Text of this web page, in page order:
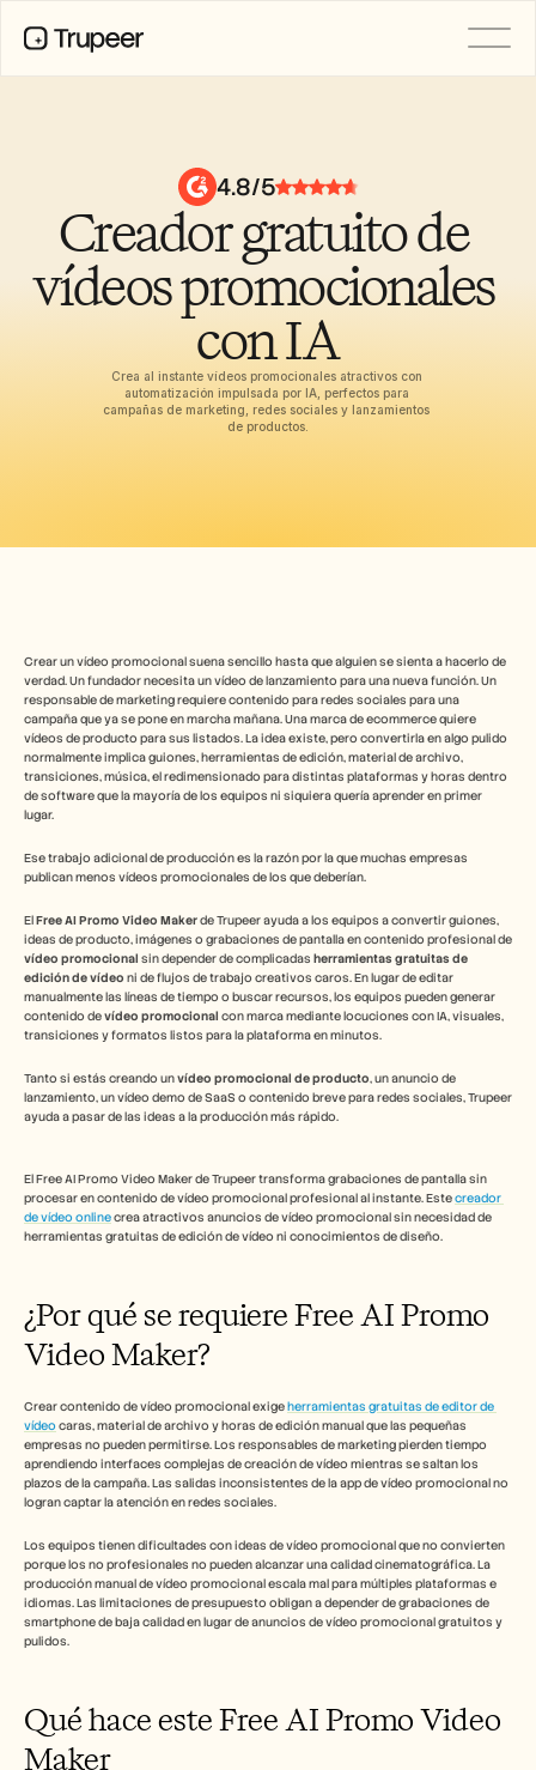
4.8/5
Creador gratuito de
vídeos promocionales
con IA
Crea al instante vídeos promocionales atractivos con
automatización impulsada por IA, perfectos para
campañas de marketing, redes sociales y lanzamientos
de productos.
Crear un vídeo promocional suena sencillo hasta que alguien se sienta a hacerlo de
verdad. Un fundador necesita un vídeo de lanzamiento para una nueva función. Un
responsable de marketing requiere contenido para redes sociales para una
campaña que ya se pone en marcha mañana. Una marca de ecommerce quiere
vídeos de producto para sus listados. La idea existe, pero convertirla en algo pulido
normalmente implica guiones, herramientas de edición, material de archivo,
transiciones, música, el redimensionado para distintas plataformas y horas dentro
de software que la mayoría de los equipos ni siquiera quería aprender en primer
lugar.
Ese trabajo adicional de producción es la razón por la que muchas empresas
publican menos vídeos promocionales de los que deberían.
El Free AI Promo Video Maker de Trupeer ayuda a los equipos a convertir guiones,
vídeo promocional sin depender de complicadas herramientas gratuitas de
edición de vídeo ni de flujos de trabajo creativos caros. En lugar de editar
manualmente las líneas de tiempo o buscar recursos, los equipos pueden generar
contenido de vídeo promocional con marca mediante locuciones con IA, visuales,
transiciones y formatos listos para la plataforma en minutos.
Tanto si estás creando un vídeo promocional de producto, un anuncio de
lanzamiento, un vídeo demo de SaaS o contenido breve para redes sociales, Trupeer
ayuda a pasar de las ideas a la producción más rápido.
El Free AI Promo Video Maker de Trupeer transforma grabaciones de pantalla sin
procesar en contenido de vídeo promocional profesional al instante. Este creador
de vídeo online crea atractivos anuncios de vídeo promocional sin necesidad de
herramientas gratuitas de edición de vídeo ni conocimientos de diseño.​
¿Por qué se requiere Free AI Promo
Video Maker?
Crear contenido de vídeo promocional exige herramientas gratuitas de editor de
vídeo caras, material de archivo y horas de edición manual que las pequeñas
empresas no pueden permitirse. Los responsables de marketing pierden tiempo
aprendiendo interfaces complejas de creación de vídeo mientras se saltan los
plazos de la campaña. Las salidas inconsistentes de la app de vídeo promocional no
logran captar la atención en redes sociales.​
Los equipos tienen dificultades con ideas de vídeo promocional que no convierten
porque los no profesionales no pueden alcanzar una calidad cinematográfica. La
producción manual de vídeo promocional escala mal para múltiples plataformas e
idiomas. Las limitaciones de presupuesto obligan a depender de grabaciones de
smartphone de baja calidad en lugar de anuncios de vídeo promocional gratuitos y
pulidos.​
Qué hace este Free AI Promo Video
Maker
Historias de clientes
Centro de ayuda
Precios
Empleo
Base de conocimientos
Avatares de IA
Kits de marca
Páginas compartidas
Grabación de pantalla con IA
Campeones del cambio en IA
Gestión del cambio
Habilitación de ventas
Preventa
Marketing de producto
Éxito del cliente
Formación
Ver más casos de uso
Empieza tu prueba gratuita